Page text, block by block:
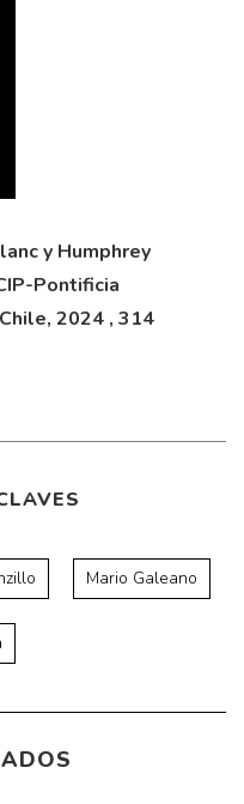
y Humphrey
Pontificia
2024 , 314
Mario Galeano